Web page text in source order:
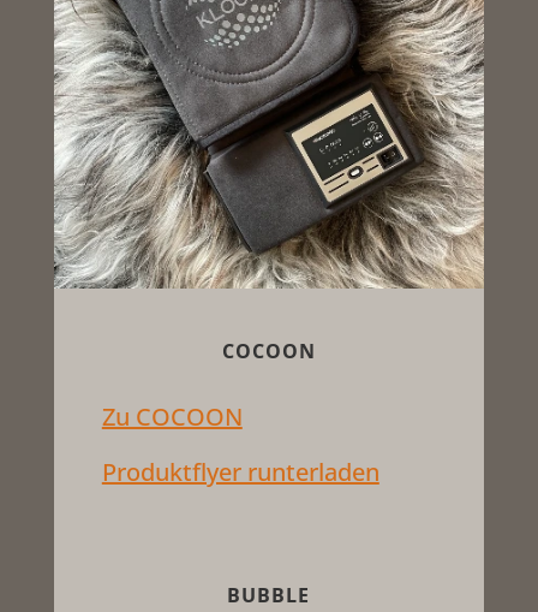
COCOON
Zu COCOON
Produktflyer runterladen
BUBBLE